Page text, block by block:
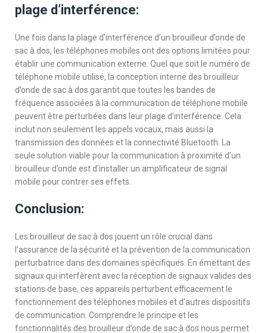
plage d’interférence:
Une fois dans la plage d’interférence d’un brouilleur d’onde de
sac à dos, les téléphones mobiles ont des options limitées pour
établir une communication externe. Quel que soit le numéro de
téléphone mobile utilisé, la conception interne des brouilleur
d’onde de sac à dos garantit que toutes les bandes de
fréquence associées à la communication de téléphone mobile
peuvent être perturbées dans leur plage d’interférence. Cela
inclut non seulement les appels vocaux, mais aussi la
transmission des données et la connectivité Bluetooth. La
seule solution viable pour la communication à proximité d’un
brouilleur d’onde est d’installer un amplificateur de signal
mobile pour contrer ses effets.
Conclusion:
Les brouilleur de sac à dos jouent un rôle crucial dans
l’assurance de la sécurité et la prévention de la communication
perturbatrice dans des domaines spécifiques. En émettant des
signaux qui interfèrent avec la réception de signaux valides des
stations de base, ces appareils perturbent efficacement le
fonctionnement des téléphones mobiles et d’autres dispositifs
de communication. Comprendre le principe et les
fonctionnalités des brouilleur d’onde de sac à dos nous permet